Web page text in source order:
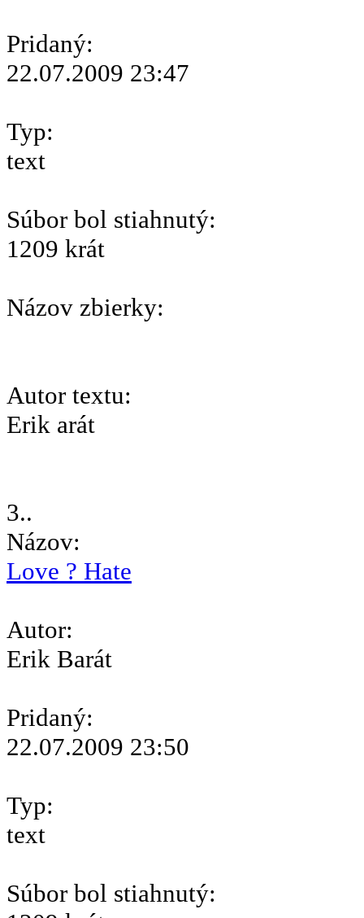
Pridaný:
22.07.2009 23:47
Typ:
text
Súbor bol stiahnutý:
1209 krát
Názov zbierky:
Autor textu:
Erik arát
3..
Názov:
Love ? Hate
Autor:
Erik Barát
Pridaný:
22.07.2009 23:50
Typ:
text
Súbor bol stiahnutý: